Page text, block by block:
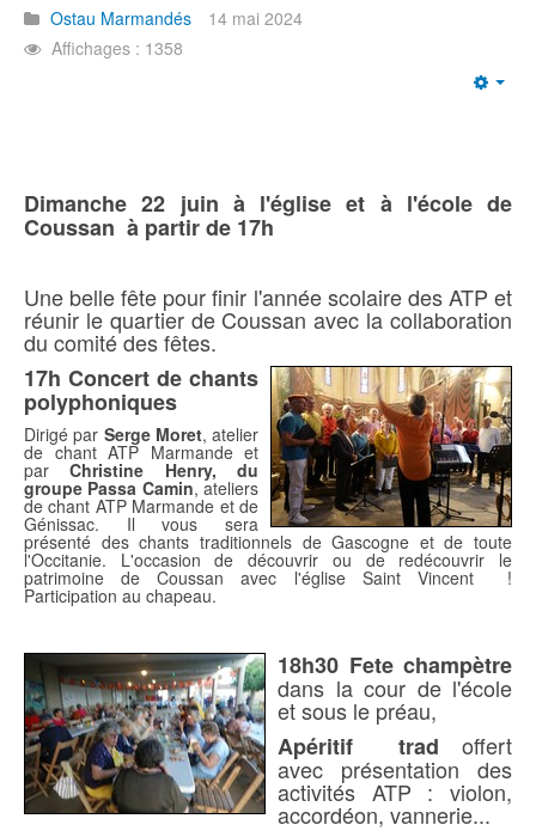
Ostau Marmandés
14 mai 2024
Affichages : 1358
Dimanche 22 juin à l'église et à l'école de
Coussan à partir de 17h
Une belle fête pour finir l'année scolaire des ATP et
réunir le quartier de Coussan avec la collaboration
du comité des fêtes.
17h Concert de chants
polyphoniques
Dirigé par Serge Moret, atelier
de chant ATP Marmande et
parChristine Henry, du
groupe Passa Camin, ateliers
de chant ATP Marmande et de
Génissac. Il vous sera
présenté des chants traditionnels de Gascogne et de toute
l'Occitanie. L'occasion de découvrir ou de redécouvrir le
patrimoine de Coussan avec l'église Saint Vincent !
Participation au chapeau.
18h30 Fete champètre
dans la cour de l'école
et sous le préau,
Apéritif trad offert
avec présentation des
activités ATP : violon,
accordéon, vannerie...